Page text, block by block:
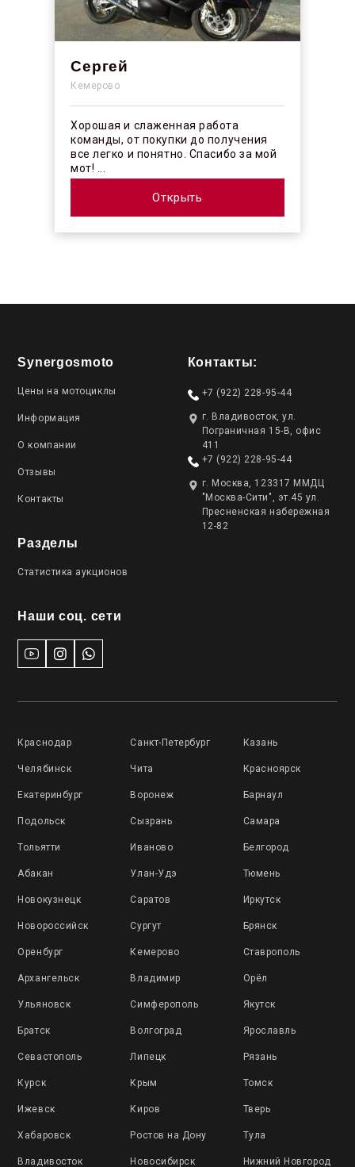
Сергей
Кемерово
Хорошая и слаженная работа
команды, от покупки до получения
все легко и понятно. Спасибо за мой
мот! ...
Открыть
Synergosmoto
Цены на мотоциклы
Информация
О компании
Отзывы
Контакты
Разделы
Статистика аукционов
Наши соц. сети
Контакты:
+7 (922) 228-95-44
г. Владивосток, ул.
Пограничная 15-В, офис
411
+7 (922) 228-95-44
г. Москва, 123317 ММДЦ
"Москва-Сити", эт.45 ул.
Пресненская набережная
12-82
Краснодар Санкт-Петербург Казань
Челябинск Чита Красноярск
Екатеринбург Воронеж Барнаул
Подольск Сызрань Самара
Тольятти Иваново Белгород
Абакан Улан-Удэ Тюмень
Новокузнецк Саратов Иркутск
Новороссийск Сургут Брянск
Оренбург Кемерово Ставрополь
Архангельск Владимир Орёл
Ульяновск Симферополь Якутск
Братск Волгоград Ярославль
Севастополь Липецк Рязань
Курск Крым Томск
Ижевск Киров Тверь
Хабаровск Ростов на Дону Тула
Владивосток Новосибирск Нижний Новгород